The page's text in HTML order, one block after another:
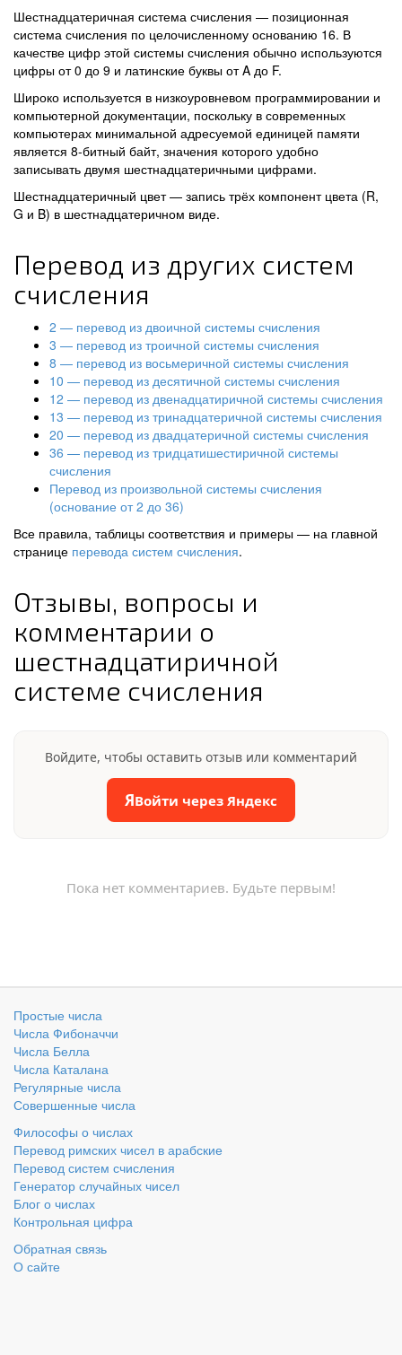
Шестнадцатеричная система счисления — позиционная
система счисления по целочисленному основанию 16. В
качестве цифр этой системы счисления обычно используются
цифры от 0 до 9 и латинские буквы от A до F.
Широко используется в низкоуровневом программировании и
компьютерной документации, поскольку в современных
компьютерах минимальной адресуемой единицей памяти
является 8-битный байт, значения которого удобно
записывать двумя шестнадцатеричными цифрами.
Шестнадцатеричный цвет — запись трёх компонент цвета (R,
G и B) в шестнадцатеричном виде.
Перевод из других систем
счисления
2 — перевод из двоичной системы счисления
3 — перевод из троичной системы счисления
8 — перевод из восьмеричной системы счисления
10 — перевод из десятичной системы счисления
12 — перевод из двенадцатиричной системы счисления
13 — перевод из тринадцатеричной системы счисления
20 — перевод из двадцатеричной системы счисления
36 — перевод из тридцатишестиричной системы
счисления
Перевод из произвольной системы счисления
(основание от 2 до 36)
Все правила, таблицы соответствия и примеры — на главной
странице перевода систем счисления.
Отзывы, вопросы и
комментарии о
шестнадцатиричной
системе счисления
Войдите, чтобы оставить отзыв или комментарий
ЯВойти через Яндекс
Пока нет комментариев. Будьте первым!
Простые числа
Числа Фибоначчи
Числа Белла
Числа Каталана
Регулярные числа
Совершенные числа
Философы о числах
Перевод римских чисел в арабские
Перевод систем счисления
Генератор случайных чисел
Блог о числах
Контрольная цифра
Обратная связь
О сайте